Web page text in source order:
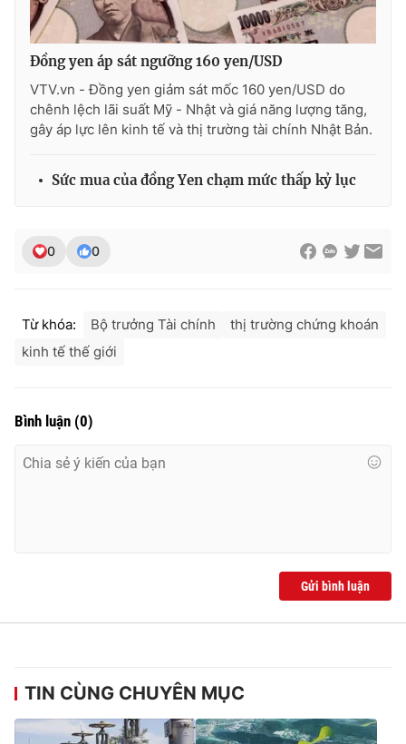
Ðiện thoại Thời báo VTV:024.66 897 897
Email:
toasoan@vtv.vn
Liên hệ quảng cáo:024-7300.7108
® Cấm sao chép dưới mọi hình thức nếu không có sự chấp
thuận bằng văn bản. Ghi rõ nguồn VTV.vn khi phát hành lại
thông tin từ website này.
Đồng yen áp sát ngưỡng 160 yen/USD
VTV.vn - Đồng yen giảm sát mốc 160 yen/USD do
chênh lệch lãi suất Mỹ - Nhật và giá năng lượng tăng,
gây áp lực lên kinh tế và thị trường tài chính Nhật Bản.
Sức mua của đồng Yen chạm mức thấp kỷ lục
0 0
Từ khóa: Bộ trưởng Tài chính
thị trường chứng khoán
kinh tế thế giới
Bình luận (0)
Gửi bình luận
TIN CÙNG CHUYÊN MỤC